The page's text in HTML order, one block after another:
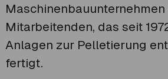
Mitarbeitenden, das seit
Anlagen zur Pelletierung
fertigt.